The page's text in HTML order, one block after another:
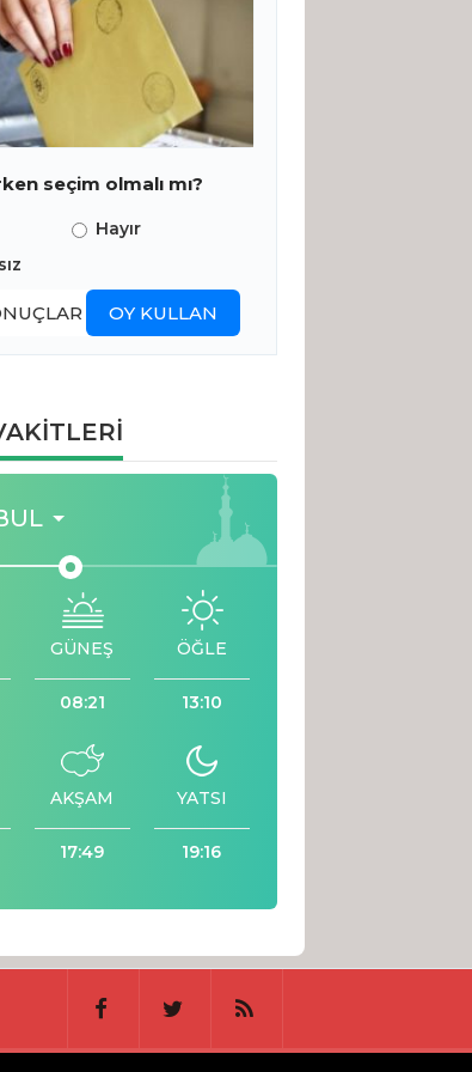
seçim olmalı mı?
Hayır
OY KULLAN
GÜNEŞ
08:21
ÖĞLE
13:10
AKŞAM
17:49
YATSI
19:16